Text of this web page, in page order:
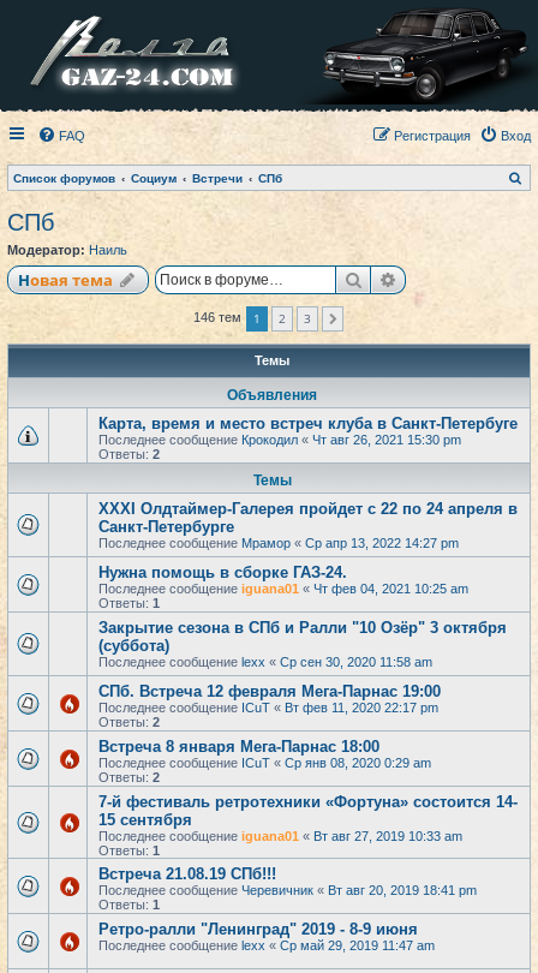
FAQ Вход
Регистрация
Список форумов Социум Встречи СПб
о
СПб
Модератор: Наиль
Новая тема ПоискРасширенный
146 тем 1 2 3
Темы
Объявления
Карта, время и место встреч клуба в Санкт-Петербуге
Последнее сообщение Крокодил « Чт авг 26, 2021 15:30 pm
Ответы: 2
Темы
XXXI Олдтаймер-Галерея пройдет с 22 по 24 апреля в
Санкт-Петербурге
Последнее сообщение Мрамор « Ср апр 13, 2022 14:27 pm
Нужна помощь в сборке ГАЗ-24.
Последнее сообщение iguana01 « Чт фев 04, 2021 10:25 am
Ответы: 1
Закрытие сезона в СПб и Ралли "10 Озёр" 3 октября
(суббота)
Последнее сообщение lexx « Ср сен 30, 2020 11:58 am
СПб. Встреча 12 февраля Мега-Парнас 19:00
Последнее сообщение ICuT « Вт фев 11, 2020 22:17 pm
Ответы: 2
Встреча 8 января Мега-Парнас 18:00
Последнее сообщение ICuT « Ср янв 08, 2020 0:29 am
Ответы: 2
7-й фестиваль ретротехники «Фортуна» состоится 14-
15 сентября
Последнее сообщение iguana01 « Вт авг 27, 2019 10:33 am
Ответы: 1
Встреча 21.08.19 СПб!!!
Последнее сообщение Черевичник « Вт авг 20, 2019 18:41 pm
Ответы: 1
Ретро-ралли "Ленинград" 2019 - 8-9 июня
Последнее сообщение lexx « Ср май 29, 2019 11:47 am